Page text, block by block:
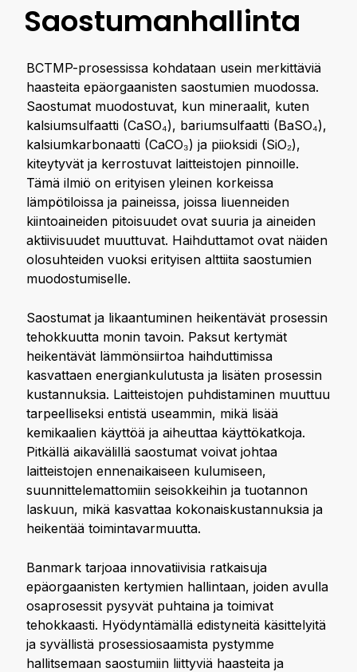
Saostumanhallinta
BCTMP-prosessissa kohdataan usein merkittäviä
haasteita epäorgaanisten saostumien muodossa.
Saostumat muodostuvat, kun mineraalit, kuten
kalsiumsulfaatti (CaSO₄), bariumsulfaatti (BaSO₄),
kalsiumkarbonaatti (CaCO₃) ja piioksidi (SiO₂),
kiteytyvät ja kerrostuvat laitteistojen pinnoille.
Tämä ilmiö on erityisen yleinen korkeissa
lämpötiloissa ja paineissa, joissa liuenneiden
kiintoaineiden pitoisuudet ovat suuria ja aineiden
aktiivisuudet muuttuvat. Haihduttamot ovat näiden
olosuhteiden vuoksi erityisen alttiita saostumien
muodostumiselle.
Saostumat ja likaantuminen heikentävät prosessin
tehokkuutta monin tavoin. Paksut kertymät
heikentävät lämmönsiirtoa haihduttimissa
kasvattaen energiankulutusta ja lisäten prosessin
kustannuksia. Laitteistojen puhdistaminen muuttuu
tarpeelliseksi entistä useammin, mikä lisää
kemikaalien käyttöä ja aiheuttaa käyttökatkoja.
Pitkällä aikavälillä saostumat voivat johtaa
laitteistojen ennenaikaiseen kulumiseen,
suunnittelemattomiin seisokkeihin ja tuotannon
laskuun, mikä kasvattaa kokonaiskustannuksia ja
heikentää toimintavarmuutta.
Banmark tarjoaa innovatiivisia ratkaisuja
epäorgaanisten kertymien hallintaan, joiden avulla
osaprosessit pysyvät puhtaina ja toimivat
tehokkaasti. Hyödyntämällä edistyneitä käsittelyitä
ja syvällistä prosessiosaamista pystymme
hallitsemaan saostumiin liittyviä haasteita ja